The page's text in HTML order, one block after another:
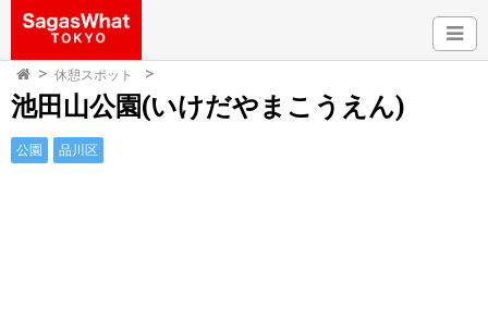
休憩スポット
池田山公園(いけだやまこうえん)
公園 品川区